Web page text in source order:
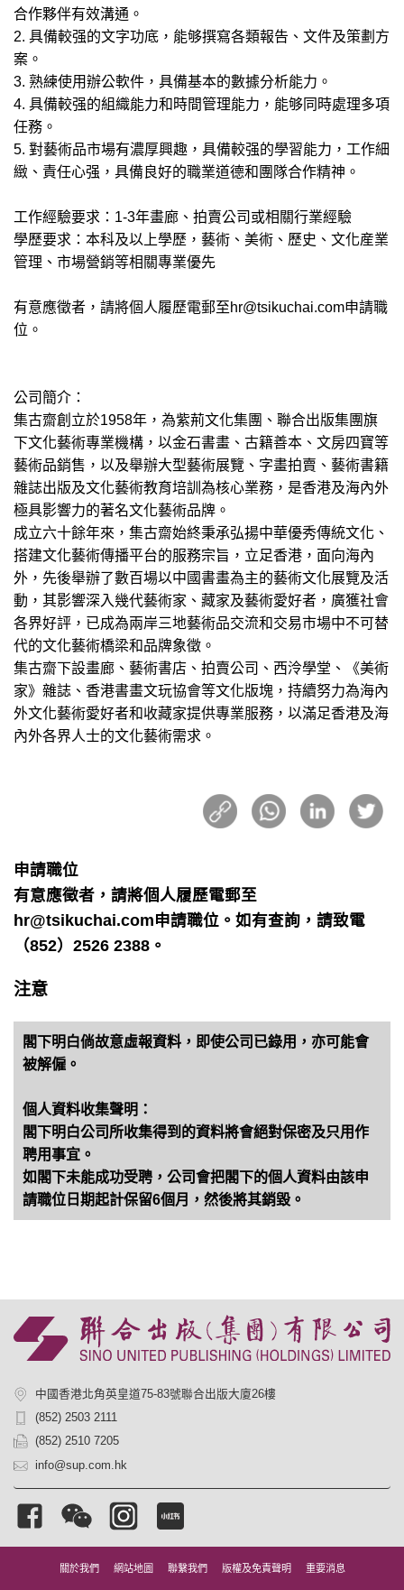
合作夥伴有效溝通。
2. 具備較强的文字功底，能够撰寫各類報告、文件及策劃方
案。
3. 熟練使用辦公軟件，具備基本的數據分析能力。
4. 具備較强的組織能力和時間管理能力，能够同時處理多項
任務。
5. 對藝術品市場有濃厚興趣，具備較强的學習能力，工作細
緻、責任心强，具備良好的職業道德和團隊合作精神。
工作經驗要求：1-3年畫廊、拍賣公司或相關行業經驗
學歷要求：本科及以上學歷，藝術、美術、歷史、文化産業
管理、市場營銷等相關專業優先
有意應徵者，請將個人履歷電郵至hr@tsikuchai.com申請職
位。
公司簡介：
集古齋創立於1958年，為紫荊文化集團、聯合出版集團旗
下文化藝術專業機構，以金石書畫、古籍善本、文房四寶等
藝術品銷售，以及舉辦大型藝術展覽、字畫拍賣、藝術書籍
雜誌出版及文化藝術教育培訓為核心業務，是香港及海內外
極具影響力的著名文化藝術品牌。
成立六十餘年來，集古齋始終秉承弘揚中華優秀傳統文化、
搭建文化藝術傳播平台的服務宗旨，立足香港，面向海內
外，先後舉辦了數百場以中國書畫為主的藝術文化展覽及活
動，其影響深入幾代藝術家、藏家及藝術愛好者，廣獲社會
各界好評，已成為兩岸三地藝術品交流和交易市場中不可替
代的文化藝術橋梁和品牌象徵。
集古齋下設畫廊、藝術書店、拍賣公司、西泠學堂、《美術
家》雜誌、香港書畫文玩協會等文化版塊，持續努力為海內
外文化藝術愛好者和收藏家提供專業服務，以滿足香港及海
內外各界人士的文化藝術需求。
申請職位
有意應徵者，請將個人履歷電郵至
hr@tsikuchai.com申請職位。如有查詢，請致電
（852）2526 2388。
注意
閣下明白倘故意虛報資料，即使公司已錄用，亦可能會
被解僱。
個人資料收集聲明：
閣下明白公司所收集得到的資料將會絕對保密及只用作
聘用事宜。
如閣下未能成功受聘，公司會把閣下的個人資料由該申
請職位日期起計保留6個月，然後將其銷毀。
中國香港北角英皇道75-83號聯合出版大廈26樓
(852) 2503 2111
(852) 2510 7205
info@sup.com.hk
關於我們 網站地圖 聯繫我們 版權及免責聲明 重要消息